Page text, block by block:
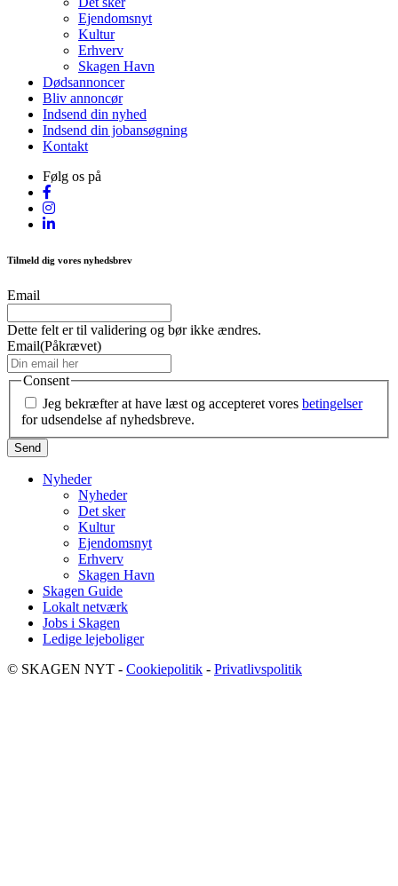
Ejendomsnyt
Kultur
Erhverv
Skagen Havn
Dødsannoncer
Bliv annoncør
Indsend din nyhed
Indsend din jobansøgning
Kontakt
Følg os på
Tilmeld dig vores nyhedsbrev
Email
Dette felt er til validering og bør ikke ændres.
Email(Påkrævet)
Consent
Jeg bekræfter at have læst og accepteret vores betingelser
for udsendelse af nyhedsbreve.
Nyheder
Nyheder
Det sker
Kultur
Ejendomsnyt
Erhverv
Skagen Havn
Skagen Guide
Lokalt netværk
Jobs i Skagen
Ledige lejeboliger
© SKAGEN NYT - Cookiepolitik - Privatlivspolitik